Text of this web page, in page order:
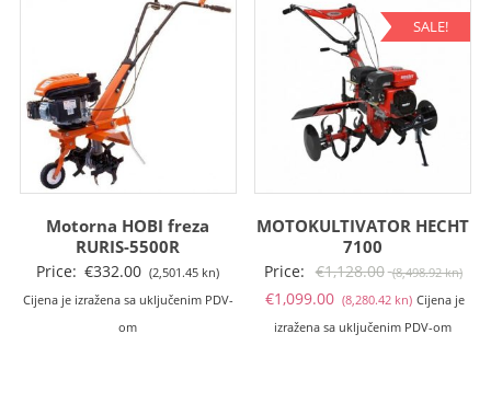
kn).
Motorna HOBI freza
RURIS-5500R
Price: €332.00 (2,501.45 kn)
Cijena je izražena sa uključenim PDV-
om
SALE!
MOTOKULTIVATOR HECHT
7100
Price: €1,128.00 (8,498.92 kn)
€1,099.00 (8,280.42 kn)Trenutna
cijena
Cijena je
izražena sa uključenim PDV-om